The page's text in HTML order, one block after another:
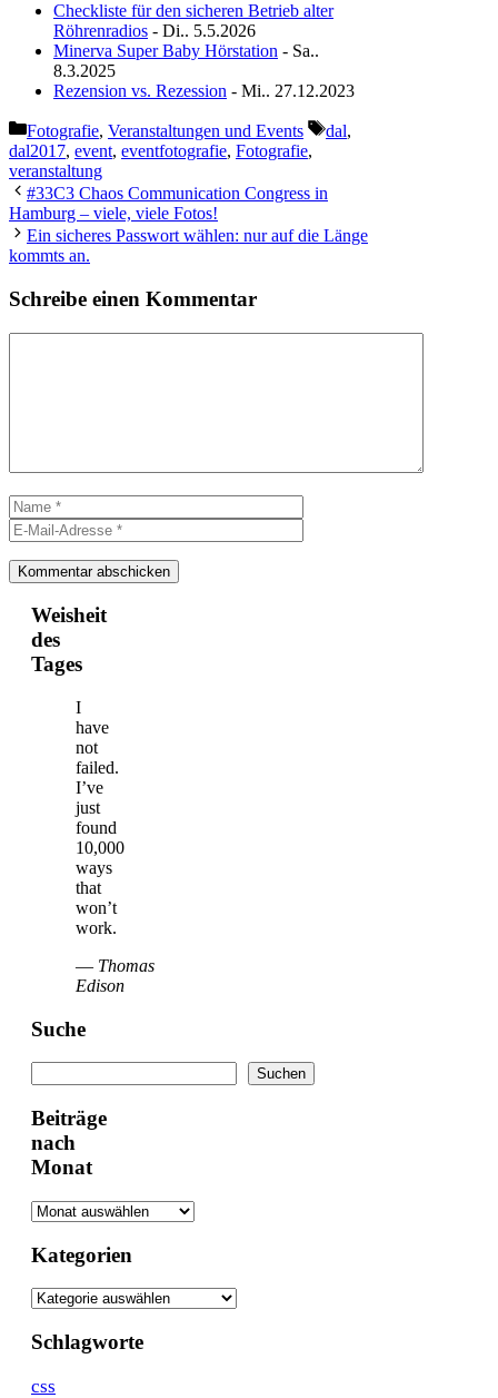
Checkliste für den sicheren Betrieb alter
Röhrenradios - Di.. 5.5.2026
Minerva Super Baby Hörstation - Sa..
8.3.2025
Rezension vs. Rezession - Mi.. 27.12.2023
Kategorien
Fotografie, Veranstaltungen und Events Schlagwörter
dal,
dal2017, event, eventfotografie, Fotografie,
veranstaltung
#33C3 Chaos Communication Congress in
Hamburg – viele, viele Fotos!
Ein sicheres Passwort wählen: nur auf die Länge
kommts an.
Schreibe einen Kommentar
Name
Mail-
Adresse
Weisheit
des
Tages
I
have
not
failed.
I’ve
just
found
10,000
ways
that
won’t
work.
— Thomas
Edison
Suche
Suchen
Beiträge
nach
Monat
Kategorien
Schlagworte
css